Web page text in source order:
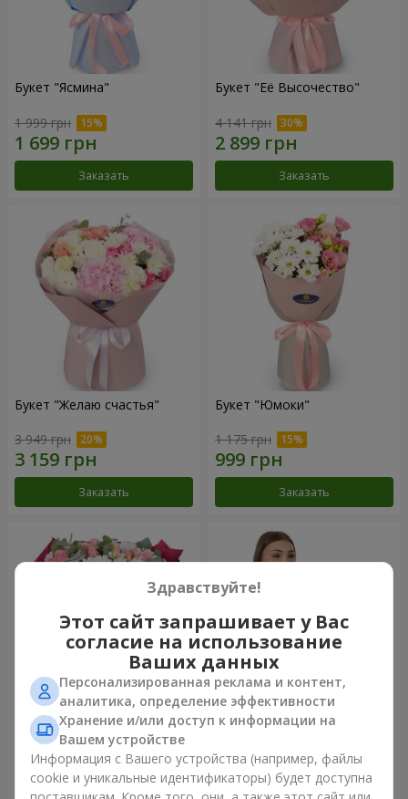
Букет "Ясмина"
1 999 грн
Заказать
Букет "Её Высочество"
4 141 грн
Заказать
Букет "Желаю счастья"
3 949 грн
Заказать
Букет "Юмоки"
1 175 грн
Заказать
Букет "Очарование
нежности"
3 374 грн
Композиция "Белоснежная
гармония"
2 799 грн
Здравствуйте!
Этот сайт запрашивает у Вас
согласие на использование
Ваших данных
Персонализированная реклама и контент,
аналитика, определение эффективности
Хранение и/или доступ к информации на
Вашем устройстве
Информация с Вашего устройства (например, файлы
cookie и уникальные идентификаторы) будет доступна